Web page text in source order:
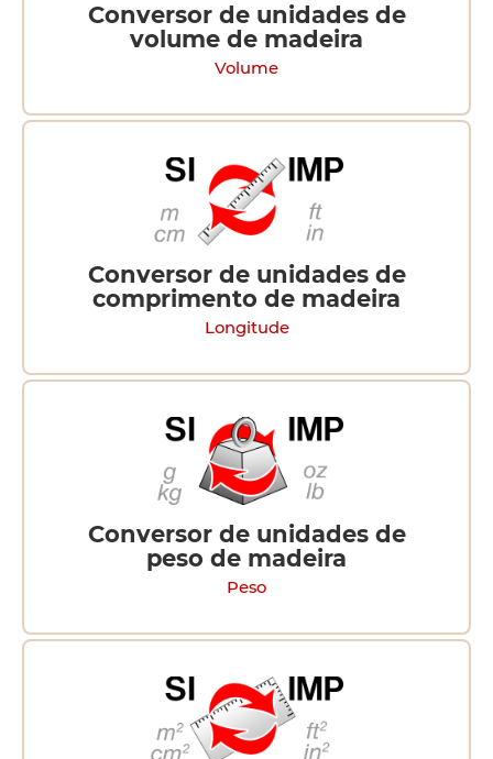
Conversor de unidades de
volume de madeira
Volume
Conversor de unidades de
comprimento de madeira
Longitude
Conversor de unidades de
peso de madeira
Peso